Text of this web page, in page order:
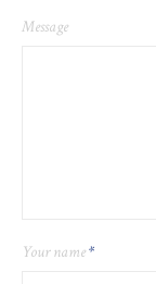
Message
Your name*